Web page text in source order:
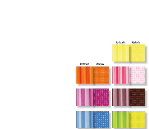
Bildergalerie überspringen